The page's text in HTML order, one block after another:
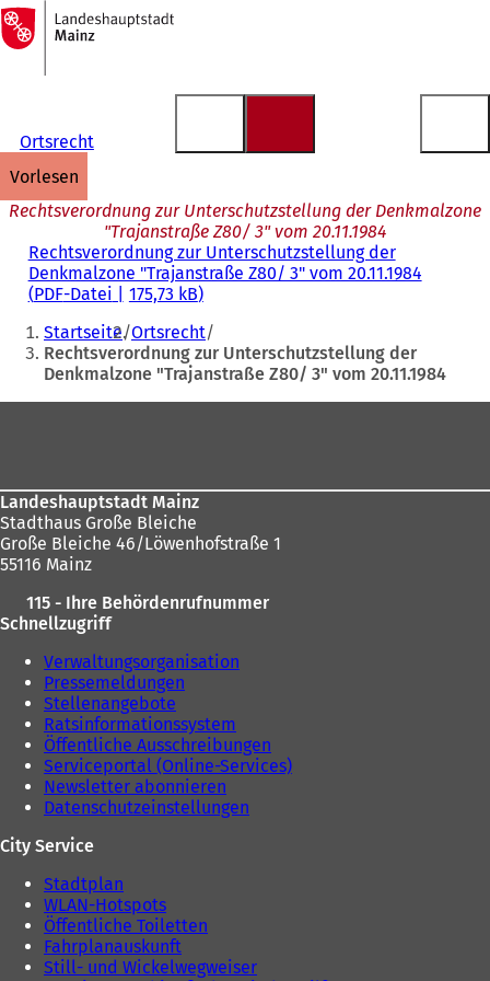
Inhalt anspringen
Zur
Startseite
Ortsrecht
vorlesen
Rechtsverordnung zur Unterschutzstellung der Denkmalzone
"Trajanstraße Z80/ 3" vom 20.11.1984
Rechtsverordnung zur Unterschutzstellung der
Denkmalzone "Trajanstraße Z80/ 3" vom 20.11.1984
PDF-Datei 175,73 kB
Sie
befinden
sich
hier:
Startseite Ortsrecht
Rechtsverordnung zur Unterschutzstellung der
Denkmalzone "Trajanstraße Z80/ 3" vom 20.11.1984
Landeshauptstadt Mainz
Stadthaus Große Bleiche
Große Bleiche 46/Löwenhofstraße 1
55116 Mainz
115 - Ihre Behördenrufnummer
Schnellzugriff
Verwaltungsorganisation
Pressemeldungen
Stellenangebote
Ratsinformationssystem
Öffentliche Ausschreibungen
Serviceportal (Online-Services)
Newsletter abonnieren
Datenschutzeinstellungen
City Service
Stadtplan
WLAN-Hotspots
Öffentliche Toiletten
Fahrplanauskunft
Still- und Wickelwegweiser